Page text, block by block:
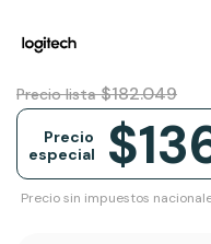
Precio lista $182.049
Precio
especial
Precio sin impuestos